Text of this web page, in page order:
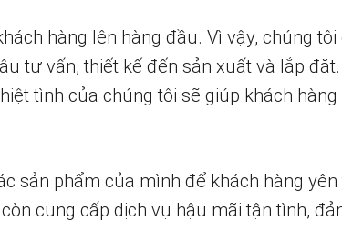
hàng lên hàng đầu. Vì vậy, chúng
tư vấn, thiết kế đến sản xuất và lắp
tình của chúng tôi sẽ giúp khách
sản phẩm của mình để khách hàng
cung cấp dịch vụ hậu mãi tận tình,